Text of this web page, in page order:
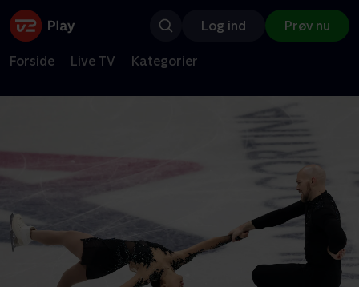
Log ind Prøv nu
Forside Live TV Kategorier